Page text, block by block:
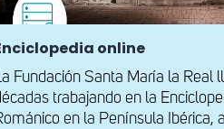
online
Fundación Santa María la Real
trabajando en la
en la Península Ibérica,